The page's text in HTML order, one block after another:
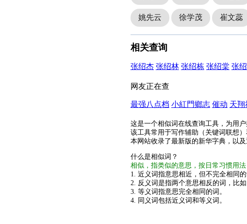
姚先云 徐学茂 崔文蕊
相关查询
张绍杰 张绍林 张绍栋 张绍棠 张
网友正在查
最强八点档 小紅門鄉志 催动 天翔
这是一个相似词在线查询工具，为用
该工具常用于写作辅助（关键词联想
本网站收录了最新版的新华字典，以
什么是相似词？
相似，指类似的意思，按日常习惯用
1. 近义词指意思相近，但不完全相同的
2. 反义词是指两个意思相反的词，比如
3. 等义词指意思完全相同的词。
4. 同义词包括近义词和等义词。